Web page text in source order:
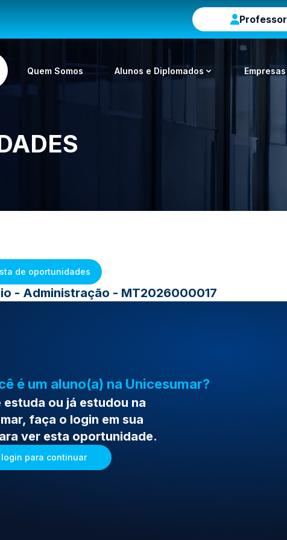
Professor
Quem Somos Alunos e Diplomados Empresas
de oportunidades
- Administração - MT2026000017
é um aluno(a) na Unicesumar?
estuda ou já estudou na
faça o login em sua
ver esta oportunidade.
login para continuar